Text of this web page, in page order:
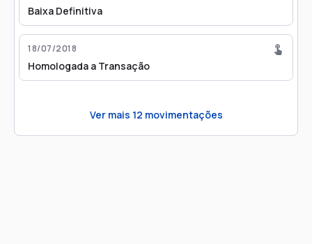
Baixa Definitiva
18/07/2018
Homologada a Transação
Ver mais 12 movimentações